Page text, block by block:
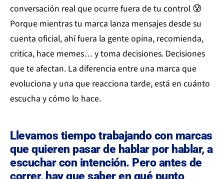
conversación real que ocurre fuera de tu control 😰
Porque mientras tu marca lanza mensajes desde su
cuenta oficial, ahí fuera la gente opina, recomienda,
critica, hace memes… y toma decisiones. Decisiones
que te afectan. La diferencia entre una marca que
evoluciona y una que reacciona tarde, está en cuánto
escucha y cómo lo hace.
Llevamos tiempo trabajando con marcas
que quieren pasar de hablar por hablar, a
escuchar con intención. Pero antes de
correr, hay que saber en qué punto